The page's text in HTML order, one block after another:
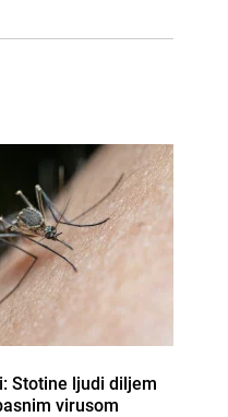
Stotine ljudi diljem
virusom